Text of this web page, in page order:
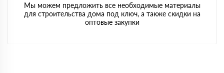
Мы можем предложить все необходимые материалы
для строительства дома под ключ, а также скидки на
оптовые закупки